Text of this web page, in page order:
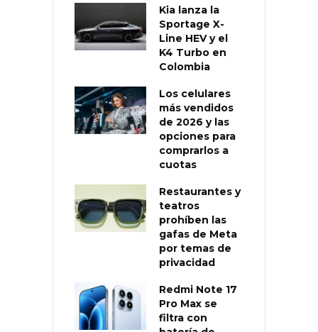
Kia lanza la
Sportage X-
Line HEV y el
K4 Turbo en
Colombia
Los celulares
más vendidos
de 2026 y las
opciones para
comprarlos a
cuotas
Restaurantes y
teatros
prohíben las
gafas de Meta
por temas de
privacidad
Redmi Note 17
Pro Max se
filtra con